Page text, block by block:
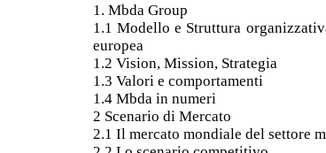
1. Mbda Group
1.1 Modello e Struttura
europea
1.2 Vision, Mission, Strategia
1.3 Valori e comportamenti
1.4 Mbda in numeri
2 Scenario di Mercato
2.1 Il mercato mondiale del settore